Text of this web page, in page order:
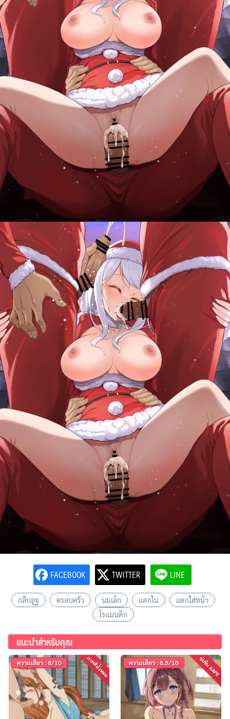
FACEBOOK TWITTER LINE
กลีบอูฐ ครอบครัว นมเล็ก แตกใน
แตกใส่หน้า
โรแมนติก
แนะนำสำหรับคุณ
ภาพสีทั้งหมด
ความเสียว : 8/10 ข่มขืน RAPE
ความเสียว : 8.5/10